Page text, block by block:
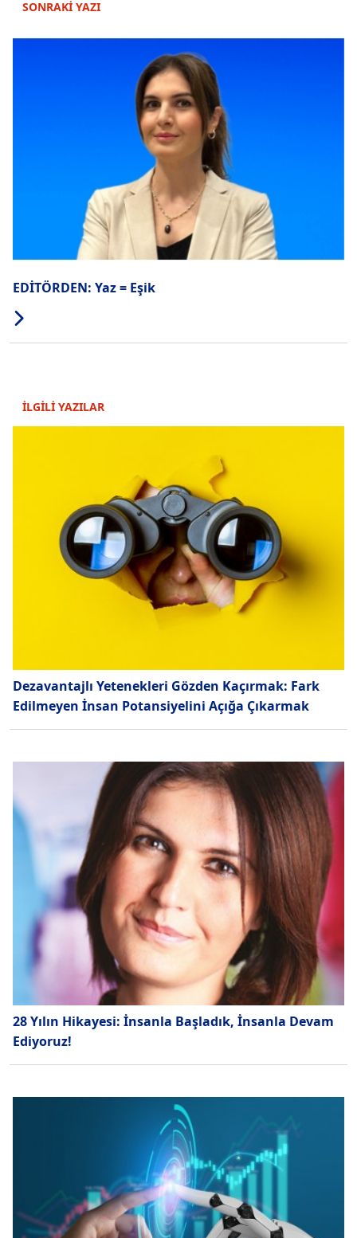
SONRAKİ YAZI
EDİTÖRDEN: Yaz = Eşik
İLGİLİ YAZILAR
Dezavantajlı Yetenekleri Gözden Kaçırmak: Fark
Edilmeyen İnsan Potansiyelini Açığa Çıkarmak
28 Yılın Hikayesi: İnsanla Başladık, İnsanla Devam
Ediyoruz!